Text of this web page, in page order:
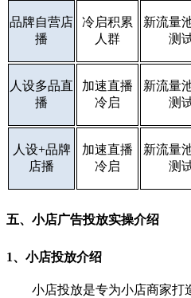
品牌自营店
播
冷启积累
人群
新流量
测
人设多品直
播
加速直播
冷启
新流量
测
人设+品牌
店播
加速直播
冷启
新流量
测
五、小店广告投放实操介绍
1、小店投放介绍
小店投放是专为小店商家打